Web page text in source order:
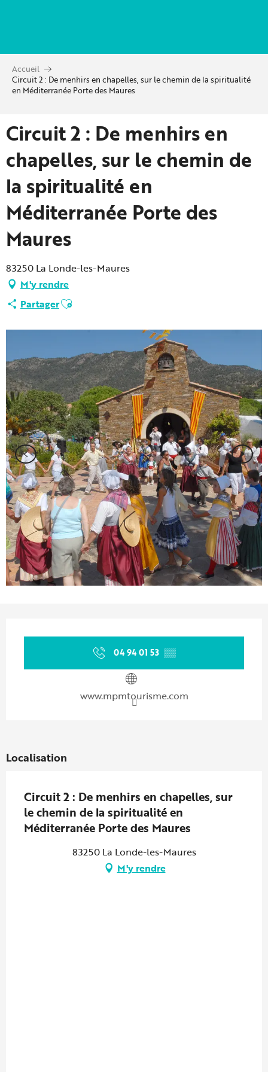
principal
Accueil
Circuit 2 : De menhirs en chapelles, sur le chemin de la spiritualité
en Méditerranée Porte des Maures
Circuit 2 : De menhirs en
chapelles, sur le chemin de
la spiritualité en
Méditerranée Porte des
Maures
83250 La Londe-les-Maures
M'y rendre
PartagerAjouter aux favoris
04 94 01 53 ▒▒
www.mpmtourisme.com
Localisation
Circuit 2 : De menhirs en chapelles, sur
le chemin de la spiritualité en
Méditerranée Porte des Maures
83250 La Londe-les-Maures
M'y rendre